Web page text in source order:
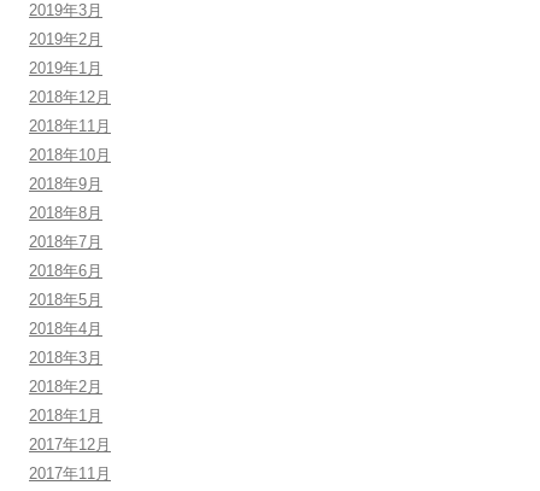
2019年3月
2019年2月
2019年1月
2018年12月
2018年11月
2018年10月
2018年9月
2018年8月
2018年7月
2018年6月
2018年5月
2018年4月
2018年3月
2018年2月
2018年1月
2017年12月
2017年11月